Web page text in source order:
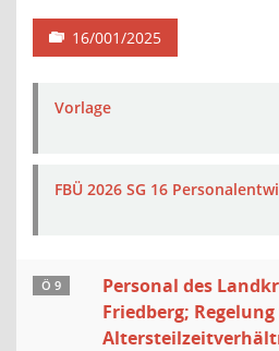
16/001/2025
Vorlage
FBÜ 2026 SG 16
Ö 9
Personal des
Friedberg;